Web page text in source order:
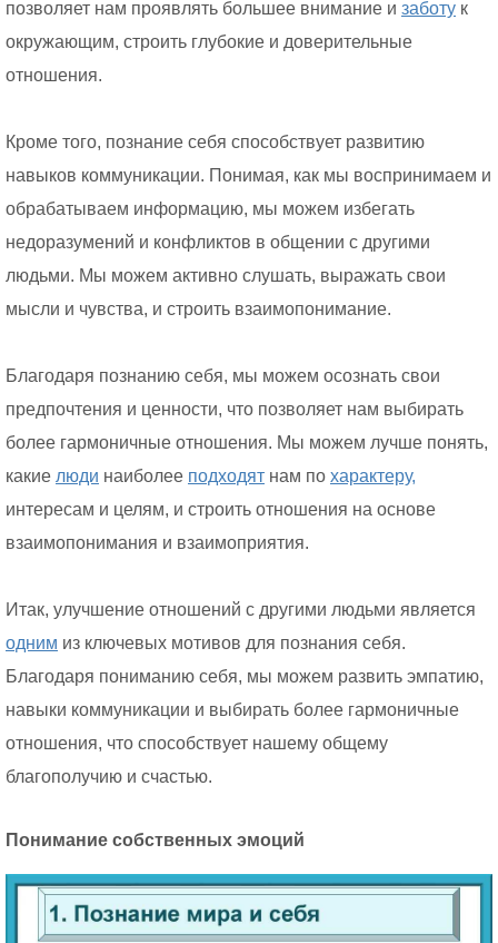
позволяет нам проявлять большее внимание и заботу к
окружающим, строить глубокие и доверительные
отношения.
Кроме того, познание себя способствует развитию
навыков коммуникации. Понимая, как мы воспринимаем и
обрабатываем информацию, мы можем избегать
недоразумений и конфликтов в общении с другими
людьми. Мы можем активно слушать, выражать свои
мысли и чувства, и строить взаимопонимание.
Благодаря познанию себя, мы можем осознать свои
предпочтения и ценности, что позволяет нам выбирать
более гармоничные отношения. Мы можем лучше понять,
какие люди наиболее подходят нам по характеру,
интересам и целям, и строить отношения на основе
взаимопонимания и взаимоприятия.
Итак, улучшение отношений с другими людьми является
одним из ключевых мотивов для познания себя.
Благодаря пониманию себя, мы можем развить эмпатию,
навыки коммуникации и выбирать более гармоничные
отношения, что способствует нашему общему
благополучию и счастью.
Понимание собственных эмоций